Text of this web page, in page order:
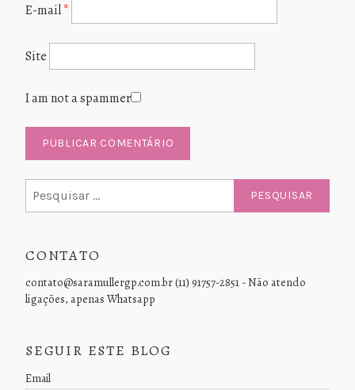
E-mail*
Site
I am not a spammer
por:
CONTATO
contato@saramullergp.com.br (11) 91757-2851 - Não atendo
ligações, apenas Whatsapp
SEGUIR ESTE BLOG
Email